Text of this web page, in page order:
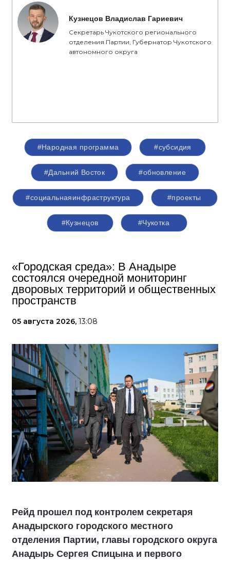
Кузнецов Владислав Гариевич
Секретарь Чукотского регионального
отделения Партии, Губернатор Чукотского
автономного округа
#Народная программа #субсидия
#Дальний Восток #обновление
#социальнаяинфраструктура #проекты
#Кузнецов #Чукотка
«Городская среда»: В Анадыре
состоялся очередной мониторинг
дворовых территорий и общественных
пространств
05 августа 2026, 13:08
Рейд прошел под контролем секретаря
Анадырского городского местного
отделения Партии, главы городского округа
Анадырь Сергея Спицына и первого